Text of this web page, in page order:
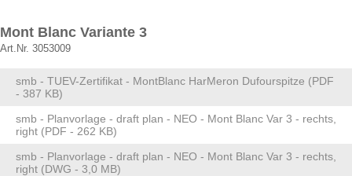
Mont Blanc Variante 3
Art.Nr. 3053009
smb - TUEV-Zertifikat - MontBlanc HarMeron Dufourspitze (PDF
- 387 KB)
smb - Planvorlage - draft plan - NEO - Mont Blanc Var 3 - rechts,
right (PDF - 262 KB)
smb - Planvorlage - draft plan - NEO - Mont Blanc Var 3 - rechts,
right (DWG - 3,0 MB)